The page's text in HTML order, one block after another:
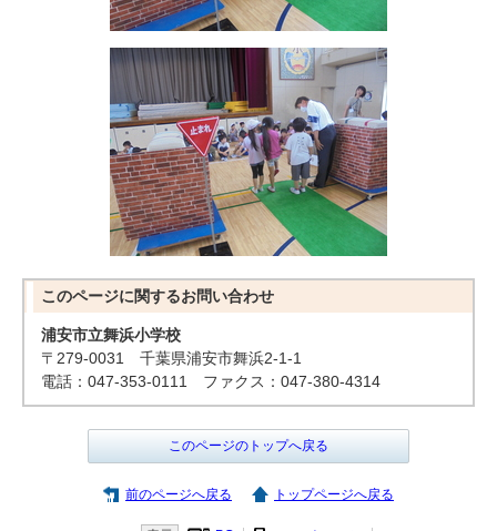
このページに関するお問い合わせ
浦安市立舞浜小学校
〒279-0031 千葉県浦安市舞浜2-1-1
電話：047-353-0111 ファクス：047-380-4314
このページのトップへ戻る
前のページへ戻る トップページへ戻る